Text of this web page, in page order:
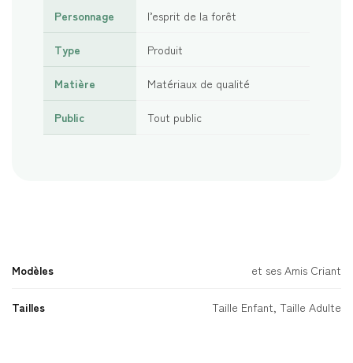
Personnage l’esprit de la forêt
Type Produit
Matière Matériaux de qualité
Public Tout public
Modèles et ses Amis Criant
Tailles Taille Enfant, Taille Adulte